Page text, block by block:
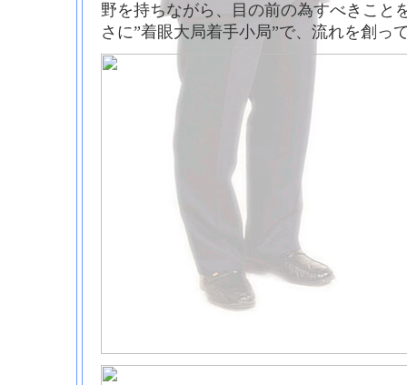
野を持ちながら、目の前の為すべきこと
さに”着眼大局着手小局”で、流れを創っ